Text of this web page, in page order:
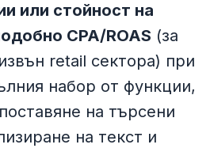
или стойност на
CPA/ROAS (за
retail сектора) при
набор от функции,
на търсени
на текст и